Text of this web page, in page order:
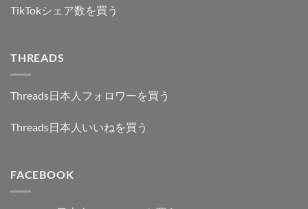
TikTokシェア数を買う
THREADS
Threads日本人フォロワーを買う
Threads日本人いいねを買う
FACEBOOK